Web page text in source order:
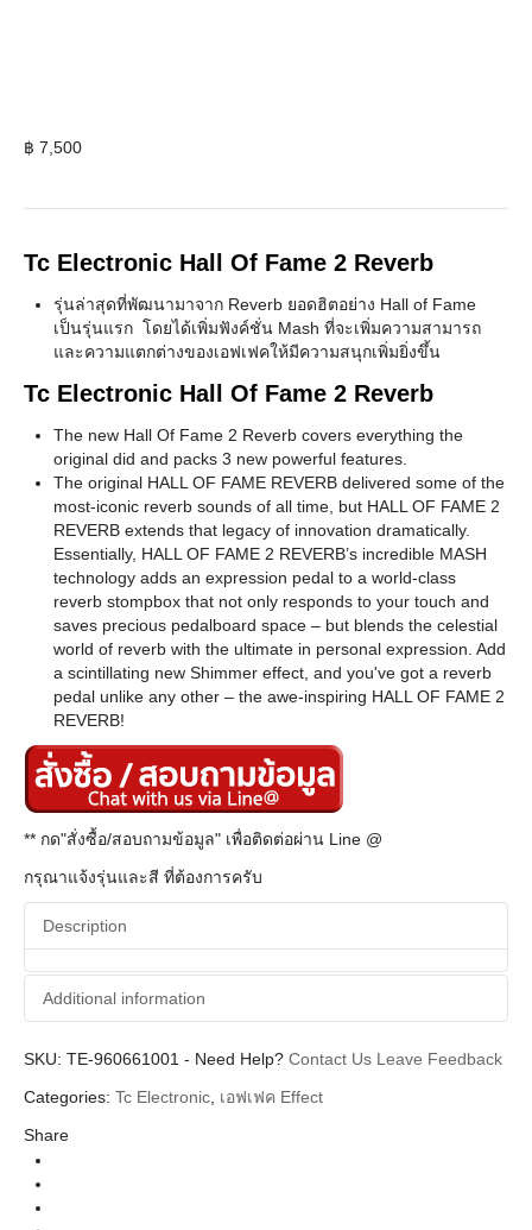
฿ 7,500
Tc Electronic Hall Of Fame 2 Reverb
รุ่นล่าสุดที่พัฒนามาจาก Reverb ยอดฮิตอย่าง Hall of Fame
เป็นรุ่นแรก โดยได้เพิ่มฟังค์ชั่น Mash ที่จะเพิ่มความสามารถ
และความแตกต่างของเอฟเฟคให้มีความสนุกเพิ่มยิ่งขึ้น
Tc Electronic Hall Of Fame 2 Reverb
The new Hall Of Fame 2 Reverb covers everything the
original did and packs 3 new powerful features.
The original HALL OF FAME REVERB delivered some of the
most-iconic reverb sounds of all time, but HALL OF FAME 2
REVERB extends that legacy of innovation dramatically.
Essentially, HALL OF FAME 2 REVERB’s incredible MASH
technology adds an expression pedal to a world-class
reverb stompbox that not only responds to your touch and
saves precious pedalboard space – but blends the celestial
world of reverb with the ultimate in personal expression. Add
a scintillating new Shimmer effect, and you've got a reverb
pedal unlike any other – the awe-inspiring HALL OF FAME 2
REVERB!
** กด"สั่งซื้อ/สอบถามข้อมูล" เพื่อติดต่อผ่าน Line @
กรุณาแจ้งรุ่นและสี ที่ต้องการครับ
Description
Additional information
Additional information
Brands Tc Eletronic
SKU: TE-960661001 - Need Help? Contact Us Leave Feedback
Categories: Tc Electronic เอฟเฟค Effect
Share